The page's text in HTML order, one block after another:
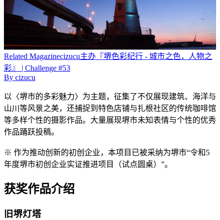
Related Magazinecizucu主办『堺色彩纪行 - 城市之色，人物之
彩』 | Challenge #53
By cizucu
以〈堺市的多彩魅力〉为主题，征集了不仅展现建筑、海洋与
山川等风景之美，还捕捉到特色店铺与扎根社区的传统咖啡馆
等多样个性的摄影作品。大量展现堺市未知表情与个性的优秀
作品踊跃投稿。
※ 作为推动创新的初创企业，本项目已被采纳为堺市“令和5
年度堺市初创企业实证推进项目（试点圆桌）”。
获奖作品介绍
旧堺灯塔